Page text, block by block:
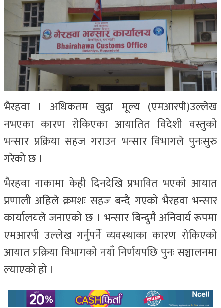
भैरहवा । अधिकतम खुद्रा मूल्य (एमआरपी)उल्लेख
नभएका कारण रोकिएका आयातित विदेशी वस्तुको
भन्सार प्रक्रिया सहज गराउन भन्सार विभागले पुनःसुरु
गरेको छ ।
भैरहवा नाकामा केही दिनदेखि प्रभावित भएको आयात
प्रणाली अहिले क्रमशः सहज बन्दै गएको भैरहवा भन्सार
कार्यालयले जनाएको छ । भन्सार बिन्दुमै अनिवार्य रूपमा
एमआरपी उल्लेख गर्नुपर्ने व्यवस्थाका कारण रोकिएको
आयात प्रक्रिया विभागको नयाँ निर्णयपछि पुनः सञ्चालनमा
ल्याएको हो ।